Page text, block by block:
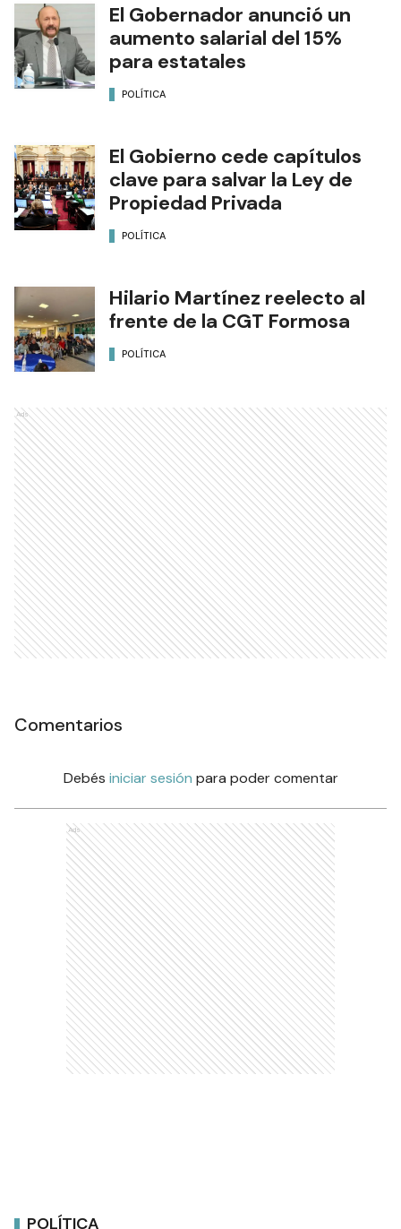
El Gobernador anunció un
aumento salarial del 15%
para estatales
POLÍTICA
El Gobierno cede capítulos
clave para salvar la Ley de
Propiedad Privada
POLÍTICA
Hilario Martínez reelecto al
frente de la CGT Formosa
POLÍTICA
Ads
Comentarios
Debés iniciar sesión para poder comentar
Ads
POLÍTICA